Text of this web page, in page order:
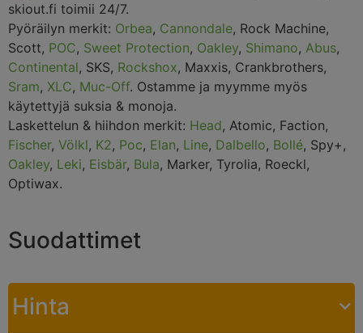
skiout.fi toimii 24/7.
Pyöräilyn merkit: Orbea, Cannondale, Rock Machine,
Scott, POC, Sweet Protection, Oakley, Shimano, Abus,
Continental, SKS, Rockshox, Maxxis, Crankbrothers,
Sram, XLC, Muc-Off. Ostamme ja myymme myös
käytettyjä suksia & monoja.
Laskettelun & hiihdon merkit: Head, Atomic, Faction,
Fischer, Völkl, K2, Poc, Elan, Line, Dalbello, Bollé, Spy+,
Oakley, Leki, Eisbär, Bula, Marker, Tyrolia, Roeckl,
Optiwax.
Suodattimet
Hinta